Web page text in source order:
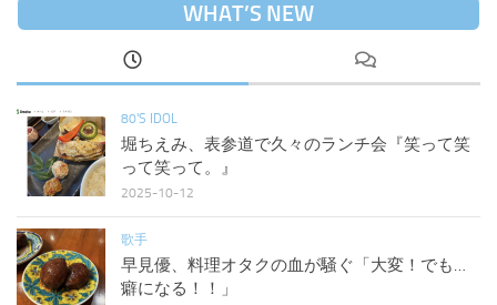
WHAT’S NEW
80'S IDOL
堀ちえみ、表参道で久々のランチ会『笑って笑
って笑って。』
2025-10-12
歌手
早見優、料理オタクの血が騒ぐ「大変！でも…
癖になる！！」